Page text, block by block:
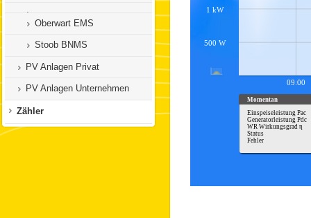
Oberwart EMS
Stoob BNMS
PV Anlagen Privat
PV Anlagen Unternehmen
Zähler